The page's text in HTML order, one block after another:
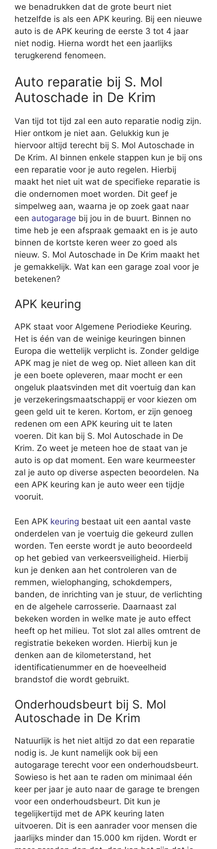
we benadrukken dat de grote beurt niet
hetzelfde is als een APK keuring. Bij een nieuwe
auto is de APK keuring de eerste 3 tot 4 jaar
niet nodig. Hierna wordt het een jaarlijks
terugkerend fenomeen.
Auto reparatie bij S. Mol
Autoschade in De Krim
Van tijd tot tijd zal een auto reparatie nodig zijn.
Hier ontkom je niet aan. Gelukkig kun je
hiervoor altijd terecht bij S. Mol Autoschade in
De Krim. Al binnen enkele stappen kun je bij ons
een reparatie voor je auto regelen. Hierbij
maakt het niet uit wat de specifieke reparatie is
die ondernomen moet worden. Dit geef je
simpelweg aan, waarna je op zoek gaat naar
een autogarage bij jou in de buurt. Binnen no
time heb je een afspraak gemaakt en is je auto
binnen de kortste keren weer zo goed als
nieuw. S. Mol Autoschade in De Krim maakt het
je gemakkelijk. Wat kan een garage zoal voor je
betekenen?
APK keuring
APK staat voor Algemene Periodieke Keuring.
Het is één van de weinige keuringen binnen
Europa die wettelijk verplicht is. Zonder geldige
APK mag je niet de weg op. Niet alleen kan dit
je een boete opleveren, maar mocht er een
ongeluk plaatsvinden met dit voertuig dan kan
je verzekeringsmaatschappij er voor kiezen om
geen geld uit te keren. Kortom, er zijn genoeg
redenen om een APK keuring uit te laten
voeren. Dit kan bij S. Mol Autoschade in De
Krim. Zo weet je meteen hoe de staat van je
auto is op dat moment. Een ware keurmeester
zal je auto op diverse aspecten beoordelen. Na
een APK keuring kan je auto weer een tijdje
vooruit.
Een APK keuring bestaat uit een aantal vaste
onderdelen van je voertuig die gekeurd zullen
worden. Ten eerste wordt je auto beoordeeld
op het gebied van verkeersveiligheid. Hierbij
kun je denken aan het controleren van de
remmen, wielophanging, schokdempers,
banden, de inrichting van je stuur, de verlichting
en de algehele carrosserie. Daarnaast zal
bekeken worden in welke mate je auto effect
heeft op het milieu. Tot slot zal alles omtrent de
registratie bekeken worden. Hierbij kun je
denken aan de kilometerstand, het
identificatienummer en de hoeveelheid
brandstof die wordt gebruikt.
Onderhoudsbeurt bij S. Mol
Autoschade in De Krim
Natuurlijk is het niet altijd zo dat een reparatie
nodig is. Je kunt namelijk ook bij een
autogarage terecht voor een onderhoudsbeurt.
Sowieso is het aan te raden om minimaal één
keer per jaar je auto naar de garage te brengen
voor een onderhoudsbeurt. Dit kun je
tegelijkertijd met de APK keuring laten
uitvoeren. Dit is een aanrader voor mensen die
jaarlijks minder dan 15.000 km rijden. Wordt er